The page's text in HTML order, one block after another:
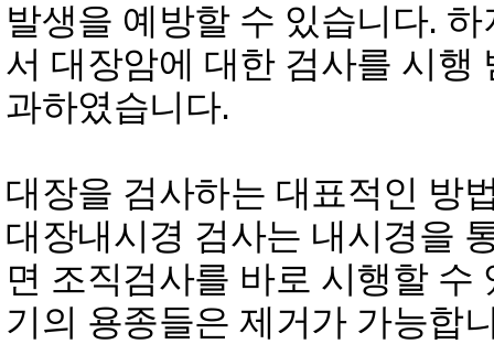
발생을 예방할 수 있습니다.
서 대장암에 대한 검사를 시행
과하였습니다.
대장을 검사하는 대표적인 방
대장내시경 검사는 내시경을
면 조직검사를 바로 시행할 수
기의 용종들은 제거가 가능합